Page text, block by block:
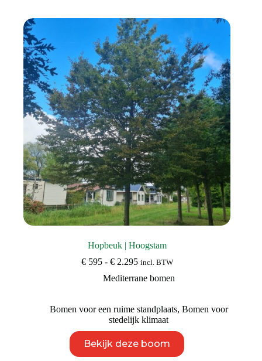
Deze
optie
kan
gekozen
worden
op
de
productpagina
Hopbeuk | Hoogstam
€595 - €2.295Prijsklasse:
tot
incl. BTW
Mediterrane bomen
Bomen voor een ruime standplaats, Bomen voor
stedelijk klimaat
Bekijk deze boom
product
heeft